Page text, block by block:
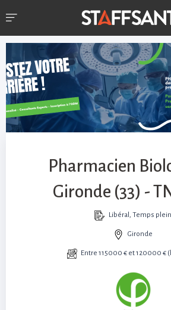
Pharmacien
Gironde (33) -
Libéral, Temps plein
Gironde
Entre 115000 € et 120000 €